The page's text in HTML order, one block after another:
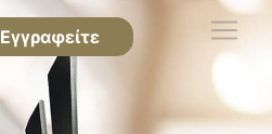
Εγγραφείτε